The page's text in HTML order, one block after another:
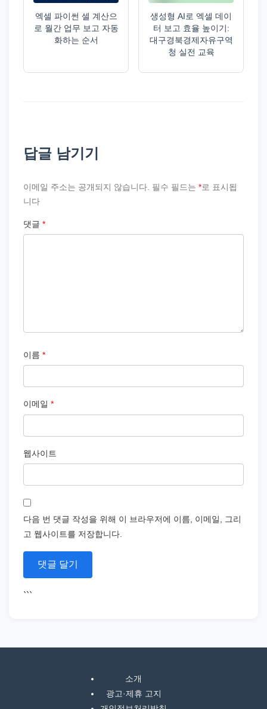
엑셀 파이썬 셀 계산으
로 월간 업무 보고 자동
화하는 순서
생성형 AI로 엑셀 데이
터 보고 효율 높이기:
대구경북경제자유구역
청 실전 교육
답글 남기기
이메일 주소는 공개되지 않습니다. 필수 필드는 *로 표시됩
니다
댓글 *
이름 *
이메일 *
웹사이트
다음 번 댓글 작성을 위해 이 브라우저에 이름, 이메일, 그리
고 웹사이트를 저장합니다.
```
소개
광고·제휴 고지